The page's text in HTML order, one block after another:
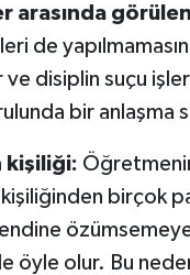
görülen
de
ve disiplin suçu
bir anlaşma
kişiliği:
birçok
özümsemeye
öyle olur. Bu